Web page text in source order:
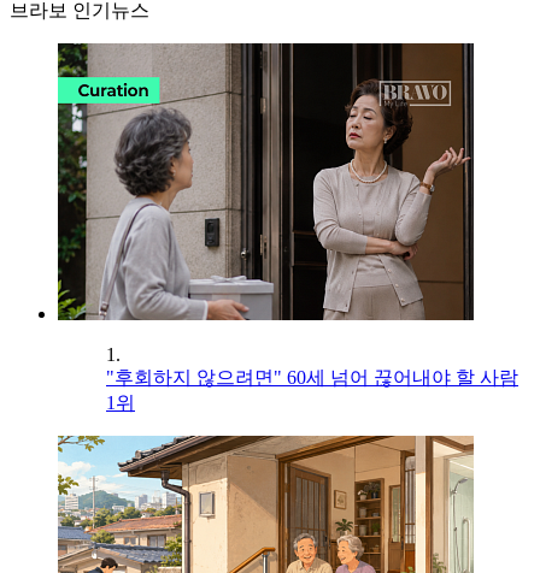
브라보 인기뉴스
1.
"후회하지 않으려면" 60세 넘어 끊어내야 할 사람
1위